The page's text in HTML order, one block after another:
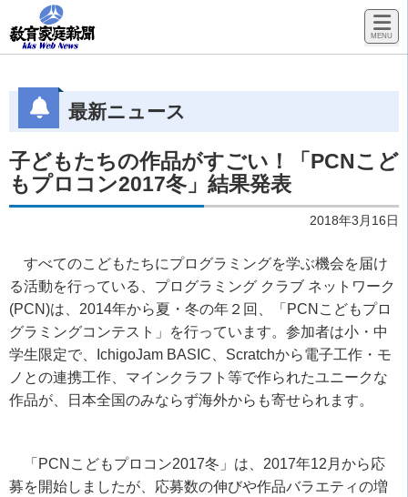
最新ニュース
子どもたちの作品がすごい！「PCNこど
もプロコン2017冬」結果発表
2018年3月16日
すべてのこどもたちにプログラミングを学ぶ機会を届け
る活動を行っている、プログラミング クラブ ネットワーク
(PCN)は、 2014年から夏・冬の年２回、「 PCN こどもプロ
グラミングコンテスト」を行っています。参加者は小・中
学生限定で、
IchigoJam BASIC Scratchから電子工作・モ
ノとの連携工作、マインクラフト等で作られたユニークな
作品が、日本全国のみならず海外からも寄せられます。
「 PCN こどもプロコン2017冬」は、 2017年12 月から応
募を開始しましたが、応募数の伸びや作品バラエティの増